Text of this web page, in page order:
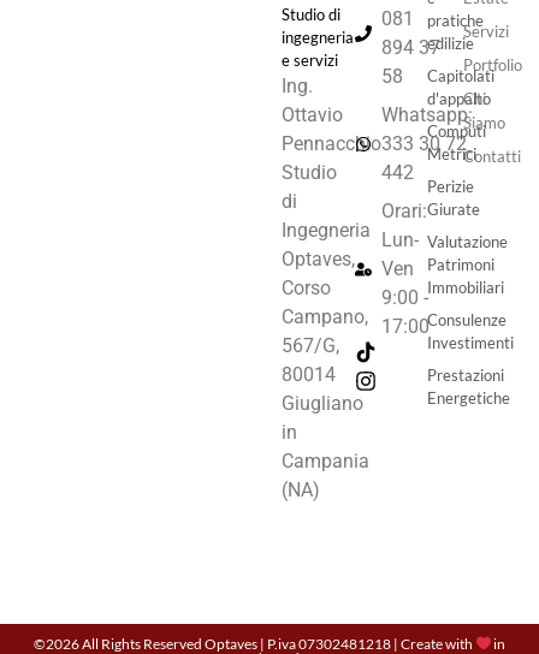
Studio di
ingegneria
e servizi
Ing.
Ottavio
Pennacchio
Studio
di
Ingegneria
Optaves,
Corso
Campano,
567/G,
80014
Giugliano
in
Campania
(NA)
pratiche
edilizie
Capitolati
d'appalto
Computi
Metrici
Perizie
Giurate
Valutazione
Patrimoni
Immobiliari
Consulenze
Investimenti
Prestazioni
Energetiche
Servizi
Portfolio
Chi
Siamo
Contatti
081
894 37
58
Whatsapp:
333 30 72
442
Orari:
Lun-
Ven
9:00 -
17:00
©2026 All Rights Reserved Optaves | P.iva 07302481218 | Create with
in